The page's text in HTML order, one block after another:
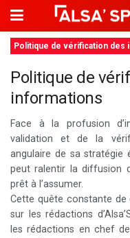
Politique de vérification des
Politique de
informations
Face à la profusion
validation et de la
angulaire de sa stratégie
peut ralentir la diffusion
prêt à l’assumer.
Cette quête constante de
sur les rédactions
les rédactions en chef